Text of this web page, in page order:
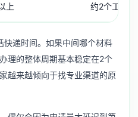
上 约2个工作日
递时间。如果中间哪个材料
理的整体周期基本稳定在2个
越来越倾向于找专业渠道的原